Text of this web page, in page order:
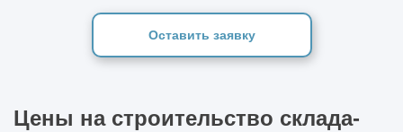
Оставить заявку
Цены на строительство склада-